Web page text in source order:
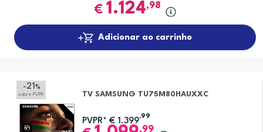
€ 1.124,98
Adicionar ao carrinho
-21 %
sobre PVPR TV SAMSUNG TU75M80HAUXXC
PVPR* € 1.399
,99
,99